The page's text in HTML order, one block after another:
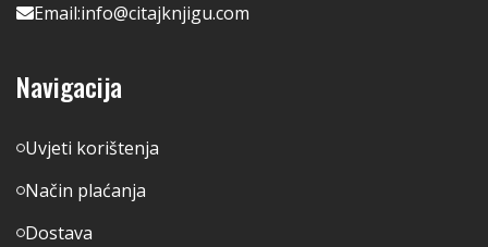
Email:info@citajknjigu.com
Navigacija
Uvjeti korištenja
Način plaćanja
Dostava